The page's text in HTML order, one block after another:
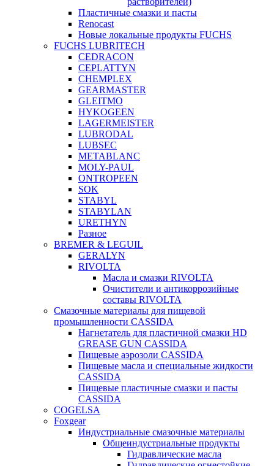
Пластичные смазки и пасты
Renocast
Новые локальные продукты FUCHS
FUCHS LUBRITECH
CEDRACON
CEPLATTYN
CHEMPLEX
GEARMASTER
GLEITMO
HYKOGEEN
LAGERMEISTER
LUBRODAL
LUBSEC
METABLANC
MOLY-PAUL
ONTROPEEN
SOK
STABYL
STABYLAN
URETHYN
Разное
BREMER & LEGUIL
GERALYN
RIVOLTA
Масла и смазки RIVOLTA
Очистители и антикоррозийные
составы RIVOLTA
Смазочные материалы для пищевой
промышленности CASSIDA
Нагнетатель для пластичной смазки HD
GREASE GUN CASSIDA
Пищевые аэрозоли CASSIDA
Пищевые масла и специальные жидкости
CASSIDA
Пищевые пластичные смазки и пасты
CASSIDA
COGELSA
Foxgear
Индустриальные смазочные материалы
Общеиндустриальные продукты
Гидравлические масла